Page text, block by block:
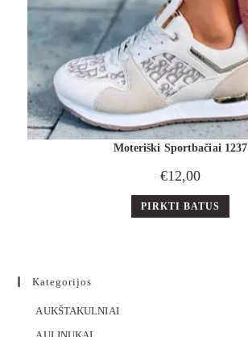
Moteriški Sportbačiai 1237
€12,00
PIRKTI BATUS
Kategorijos
AUKŠTAKULNIAI